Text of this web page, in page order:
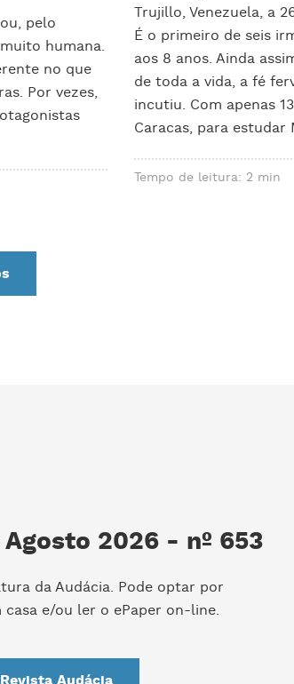
pelo
humana.
no que
Por vezes,
Trujillo, Venezuela, a
É o primeiro de seis
aos 8 anos. Ainda
de toda a vida, a fé
incutiu. Com apenas
Caracas, para estudar
Tempo de leitura: 2 min
2026 - nº 653
da Audácia. Pode optar por
casa e/ou ler o ePaper on-line.